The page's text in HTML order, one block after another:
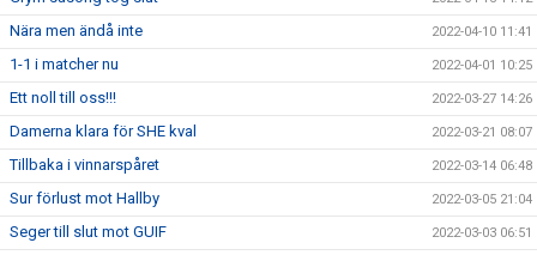
Nära men ändå inte 2022-04-10 11:41
1-1 i matcher nu 2022-04-01 10:25
Ett noll till oss!!! 2022-03-27 14:26
Damerna klara för SHE kval 2022-03-21 08:07
Tillbaka i vinnarspåret 2022-03-14 06:48
Sur förlust mot Hallby 2022-03-05 21:04
Seger till slut mot GUIF 2022-03-03 06:51